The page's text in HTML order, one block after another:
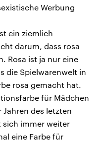
Werbung
ein ziemlich
darum, dass rosa
Rosa ist ja nur eine
die Spielwarenwelt in
rosa gemacht hat.
für Mädchen
des letzten
sich immer weiter
eine Farbe für